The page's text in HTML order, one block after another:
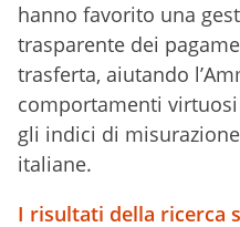
hanno favorito una
trasparente dei
trasferta, aiutando
comportamenti
gli indici di
italiane.
I risultati della ricerca